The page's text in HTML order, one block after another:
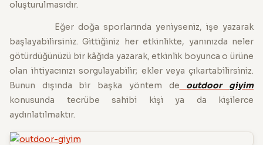
oluşturulmasıdır.
Eğer doğa sporlarında yeniyseniz, işe yazarak
başlayabilirsiniz. Gittiğiniz her etkinlikte, yanınızda neler
götürdüğünüzü bir kâğıda yazarak, etkinlik boyunca o ürüne
olan ihtiyacınızı sorgulayabilir; ekler veya çıkartabilirsiniz.
Bunun dışında bir başka yöntem de
outdoor giyim
konusunda tecrübe sahibi kişi ya da kişilerce
aydınlatılmaktır.